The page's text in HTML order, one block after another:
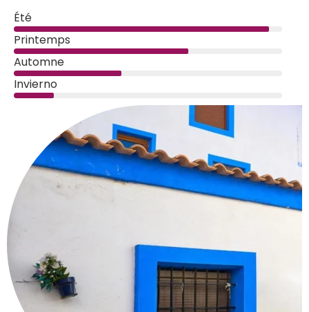
Été
Printemps
Automne
Invierno